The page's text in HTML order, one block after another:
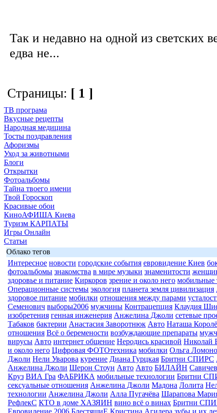
Так и недавно на одной из светских
едва не...
Страницы: [ 1 ]
ТВ програма
Вкусные рецепты
Народная медицина
Тосты поздравления
Афоризмы
Уход за животными
Блоги
Открытки
Фотоальбомы
Тайна твоего имени
Твой Гороскоп
Красивые обои
КиноАФИША Киева
Туризм КАРПАТЫ
Игры Онлайн
Статьи
Облако тегов
Интересное новости городские события евровидение Киев
фотоальбомы знакомства в мире музыки знаменитости
здоровье и питание Киркоров зрение и около него мобильные
Операционные системы экология планета земля цивилизация
здоровое питание мобилки отношения между парами
Семенович выборы2006 мужчины Контрацепция Клаудия
изобретения генная инженерия Анжелина Джоли сетевые
Табаков бактерии Анастасия Заворотнюк Авто Наташа
отношения Всё о беремености возбуждающие препараты
вирусы Авто интернет общение Неродись красивой Николай
и около него Цифровая ФОТОтехника мобилки Ольга
Джоли Нели Уварова курение Диана Гурцкая Бритни СПИРС
Анжелина Джоли Шерон Стоун Авто Авто БИЛАЙН
Круз ВИА Гра ФАБРИКА мобильные технологии Бритни
сексуальные отношения Анжелина Джоли Мадона Лолита
технологии Анжелина Джоли Алла Пугачёва Шарапова
РефлекС КТО в доме ХАЗЯИН вино всё о винах Бритни
Евровидение 2006 БлестящиЕ Кристина Агилера зубы и их